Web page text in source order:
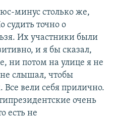
минус столько же,
судить точно о
Их участники были
и я бы сказал,
ни потом на улице я не
слышал, чтобы
вели себя прилично.
очень
есть не